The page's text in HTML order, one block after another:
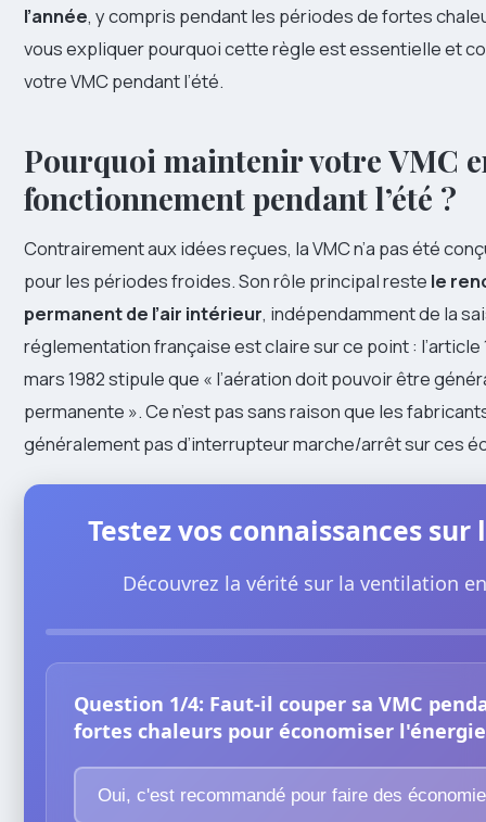
l’année, y compris pendant les périodes de fortes
vous expliquer pourquoi cette règle est essentielle et
votre VMC pendant l’été.
Pourquoi maintenir votre VMC
fonctionnement pendant l’été ?
Contrairement aux idées reçues, la VMC n’a pas été
pour les périodes froides. Son rôle principal reste le
permanent de l’air intérieur, indépendamment de la
réglementation française est claire sur ce point : l’article
mars 1982 stipule que « l’aération doit pouvoir être
permanente ». Ce n’est pas sans raison que les
généralement pas d’interrupteur marche/arrêt sur ces
Testez vos connaissances sur
Découvrez la vérité sur la ventilation
Question 1/4: Faut-il couper sa VMC
fortes chaleurs pour économiser
Oui, c'est recommandé pour faire des